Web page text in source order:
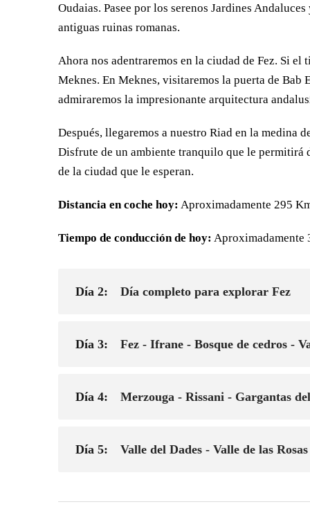
Oudaias. Pasee por los serenos Jardines
antiguas ruinas romanas.
Ahora nos adentraremos en la ciudad de Fez. Si
Meknes. En Meknes, visitaremos la puerta de
admiraremos la impresionante arquitectura
Después, llegaremos a nuestro Riad en la medina
Disfrute de un ambiente tranquilo que le permitirá
de la ciudad que le esperan.
Distancia en coche hoy: Aproximadamente 295
Tiempo de conducción de hoy: Aproximadamente
Día 2: Día completo para explorar Fez
Día 3: Fez - Ifrane - Bosque de cedros -
Día 4: Merzouga - Rissani - Gargantas
Día 5: Valle del Dades - Valle de las